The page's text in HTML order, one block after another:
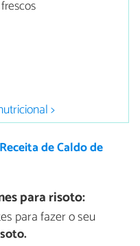
>
Receita de Caldo de
para risoto:
para fazer o seu